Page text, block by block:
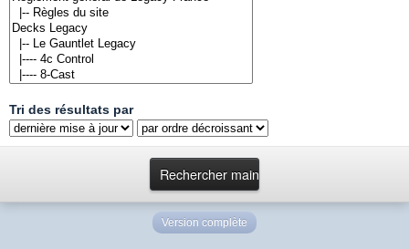
Tri des résultats par
Version complète